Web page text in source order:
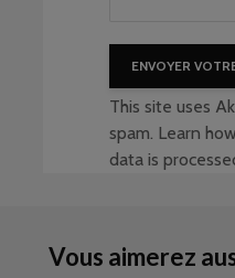
This site uses
spam. Learn
data is
Vous aimerez